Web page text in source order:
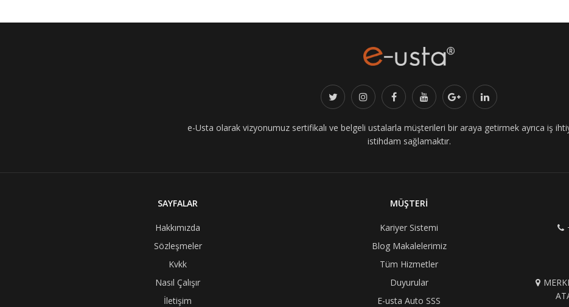
e-Usta olarak vizyonumuz sertifikalı ve belgeli ustalarla müşterileri bir araya getirmek ayrıca iş
istihdam sağlamaktır.
SAYFALAR
Hakkımızda
Sözleşmeler
Kvkk
Nasıl Çalışır
İletişim
MÜŞTERİ
Kariyer Sistemi
Blog Makalelerimiz
Tüm Hizmetler
Duyurular
E-usta Auto SSS